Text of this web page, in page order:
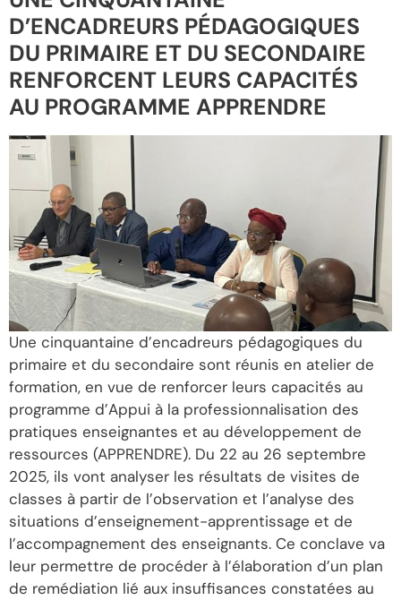
D’ENCADREURS PÉDAGOGIQUES
DU PRIMAIRE ET DU SECONDAIRE
RENFORCENT LEURS CAPACITÉS
AU PROGRAMME APPRENDRE
Une cinquantaine d’encadreurs pédagogiques du
primaire et du secondaire sont réunis en atelier de
formation, en vue de renforcer leurs capacités au
programme d’Appui à la professionnalisation des
pratiques enseignantes et au développement de
ressources (APPRENDRE). Du 22 au 26 septembre
2025, ils vont analyser les résultats de visites de
classes à partir de l’observation et l’analyse des
situations d’enseignement-apprentissage et de
l’accompagnement des enseignants. Ce conclave va
leur permettre de procéder à l’élaboration d’un plan
de remédiation lié aux insuffisances constatées au